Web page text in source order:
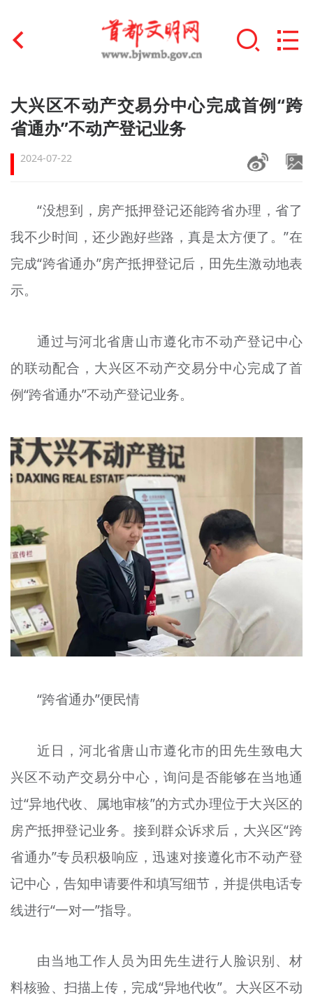
首页
文明创建
文明实践
+
未成年人思想道德建设
榜样人物
+
身边好人
文明评论
北京宣传文化引导基金
宣传思想文化人才
资料库
+
大兴区不动产交易分中心完成首例“跨
省通办”不动产登记业务
2024-07-22
“没想到，房产抵押登记还能跨省办理，省了
我不少时间，还少跑好些路，真是太方便了。”在
完成“跨省通办”房产抵押登记后，田先生激动地表
示。
通过与河北省唐山市遵化市不动产登记中心
的联动配合，大兴区不动产交易分中心完成了首
例“跨省通办”不动产登记业务。
“跨省通办”便民情
近日，河北省唐山市遵化市的田先生致电大
兴区不动产交易分中心，询问是否能够在当地通
过“异地代收、属地审核”的方式办理位于大兴区的
房产抵押登记业务。接到群众诉求后，大兴区“跨
省通办”专员积极响应，迅速对接遵化市不动产登
记中心，告知申请要件和填写细节，并提供电话专
线进行“一对一”指导。
由当地工作人员为田先生进行人脸识别、材
料核验、扫描上传，完成“异地代收”。大兴区不动